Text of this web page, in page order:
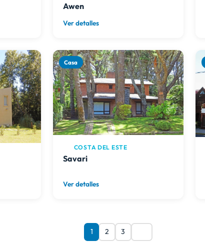
Awen
Ver detalles
Casa
COSTA DEL ESTE
Savari
Ver detalles
1 2 3